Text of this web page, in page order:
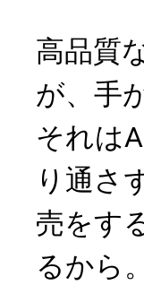
高品質
が、手
それは
り通さ
売をす
るから